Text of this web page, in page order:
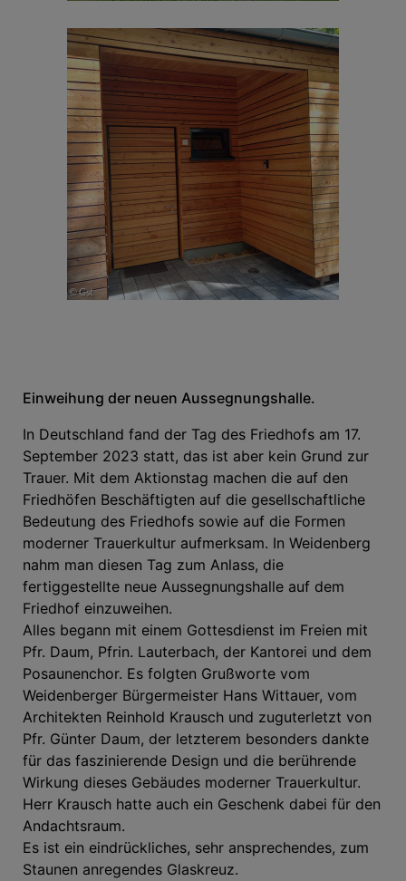
Einweihung der neuen Aussegnungshalle.
In Deutschland fand der Tag des Friedhofs am 17.
September 2023 statt, das ist aber kein Grund zur
Trauer. Mit dem Aktionstag machen die auf den
Friedhöfen Beschäftigten auf die gesellschaftliche
Bedeutung des Friedhofs sowie auf die Formen
moderner Trauerkultur aufmerksam. In Weidenberg
nahm man diesen Tag zum Anlass, die
fertiggestellte neue Aussegnungshalle auf dem
Friedhof einzuweihen.
Alles begann mit einem Gottesdienst im Freien mit
Pfr. Daum, Pfrin. Lauterbach, der Kantorei und dem
Posaunenchor. Es folgten Grußworte vom
Weidenberger Bürgermeister Hans Wittauer, vom
Architekten Reinhold Krausch und zuguterletzt von
Pfr. Günter Daum, der letzterem besonders dankte
für das faszinierende Design und die berührende
Wirkung dieses Gebäudes moderner Trauerkultur.
Herr Krausch hatte auch ein Geschenk dabei für den
Andachtsraum.
Es ist ein eindrückliches, sehr ansprechendes, zum
Staunen anregendes Glaskreuz.